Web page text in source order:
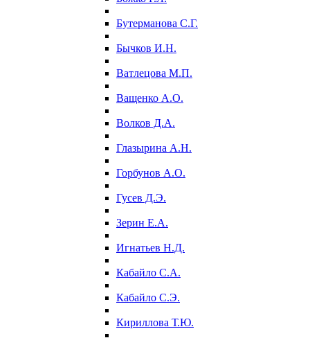
Бутерманова С.Г.
Бычков И.Н.
Ватлецова М.П.
Ващенко А.О.
Волков Д.А.
Глазырина А.Н.
Горбунов А.О.
Гусев Д.Э.
Зерин Е.А.
Игнатьев Н.Д.
Кабайло С.А.
Кабайло С.Э.
Кириллова Т.Ю.